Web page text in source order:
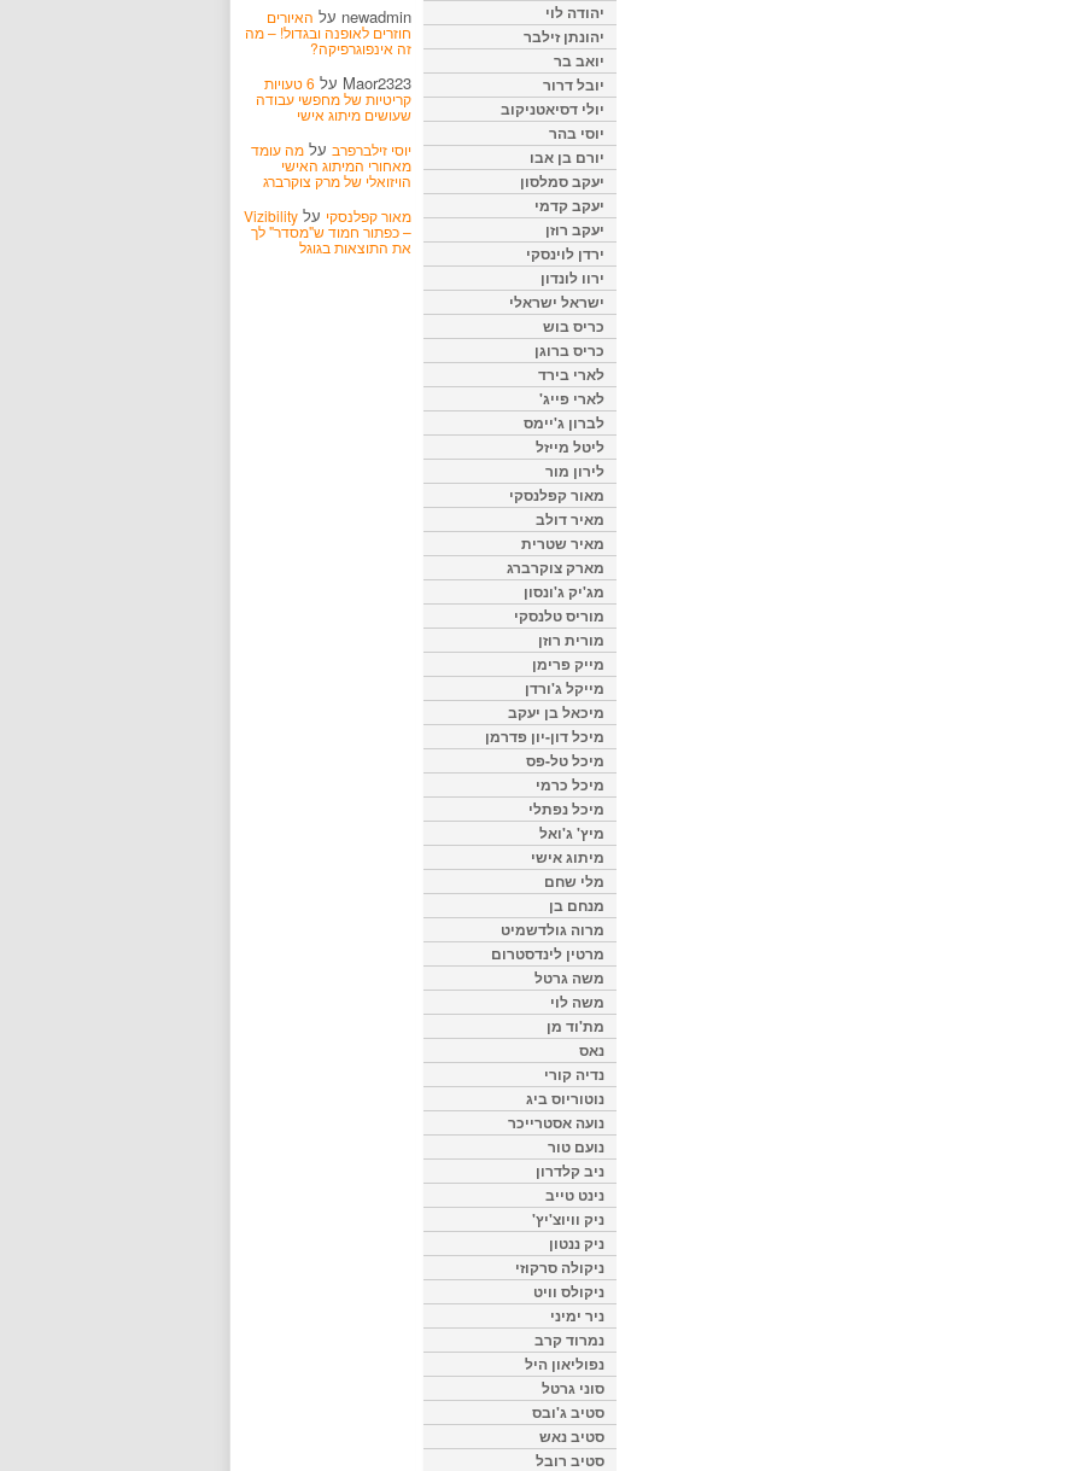
newadmin על האיורים
חוזרים לאופנה ובגדול! – מה
זה אינפוגרפיקה?
Maor2323 על 6 טעויות
קריטיות של מחפשי עבודה
שעושים מיתוג אישי
יוסי זילברפרב על מה עומד
מאחורי המיתוג האישי
הויזואלי של מרק צוקרברג
מאור קפלנסקי על Vizibility
– כפתור חמוד ש"מסדר" לך
את התוצאות בגוגל
יהודה לוי
יהונתן זילבר
יואב בר
יובל דרור
יולי דסיאטניקוב
יוסי בהר
יורם בן אבו
יעקב סמלסון
יעקב קדמי
יעקב רוזן
ירדן לוינסקי
ירוו לונדון
ישראל ישראלי
כריס בוש
כריס ברוגן
לארי בירד
לארי פייג'
לברון ג'יימס
ליטל מייזל
לירון מור
מאור קפלנסקי
מאיר דולב
מאיר שטרית
מארק צוקרברג
מג'יק ג'ונסון
מוריס טלנסקי
מורית רוזן
מייק פרימן
מייקל ג'ורדן
מיכאל בן יעקב
מיכל דון-יון פדרמן
מיכל טל-פס
מיכל כרמי
מיכל נפתלי
מיץ' ג'ואל
מיתוג אישי
מלי שחם
מנחם בן
מרוה גולדשמיט
מרטין לינדסטרום
משה גרטל
משה לוי
מת'וד מן
נאס
נדיה קורי
נוטוריוס ביג
נועה אסטרייכר
נועם טור
ניב קלדרון
נינט טייב
ניק וויוצ'יץ'
ניק ננטון
ניקולה סרקוזי
ניקולס וויט
ניר ימיני
נמרוד קרב
נפוליאון היל
סוני גרטל
סטיב ג'ובס
סטיב נאש
סטיב רובל